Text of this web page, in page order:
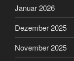
Januar 2026
Dezember 2025
November 2025